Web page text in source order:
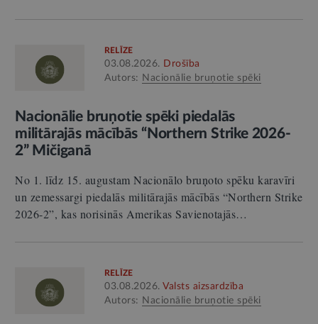
RELĪZE
03.08.2026. Drošība
Autors: Nacionālie bruņotie spēki
Nacionālie bruņotie spēki piedalās
militārajās mācībās “Northern Strike 2026-
2” Mičiganā
No 1. līdz 15. augustam Nacionālo bruņoto spēku karavīri
un zemessargi piedalās militārajās mācībās “Northern Strike
2026-2”, kas norisinās Amerikas Savienotajās…
RELĪZE
03.08.2026. Valsts aizsardzība
Autors: Nacionālie bruņotie spēki